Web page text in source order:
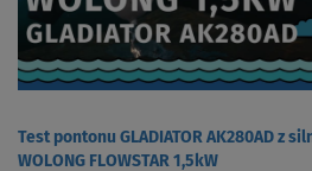
Test pontonu GLADIATOR AK280AD z
WOLONG FLOWSTAR 1,5kW